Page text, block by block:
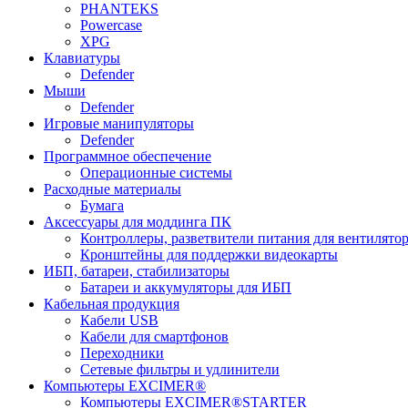
PHANTEKS
Powercase
XPG
Клавиатуры
Defender
Мыши
Defender
Игровые манипуляторы
Defender
Программное обеспечение
Операционные системы
Расходные материалы
Бумага
Аксессуары для моддинга ПК
Контроллеры, разветвители питания для
Кронштейны для поддержки видеокарты
ИБП, батареи, стабилизаторы
Батареи и аккумуляторы для ИБП
Кабельная продукция
Кабели USB
Кабели для смартфонов
Переходники
Сетевые фильтры и удлинители
Компьютеры EXCIMER®
Компьютеры EXCIMER®STARTER